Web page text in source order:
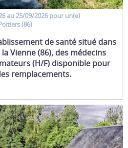
au 25/09/2026 pour un(e)
(86)
de santé situé dans
Vienne (86), des médecins
(H/F) disponible pour
remplacements.